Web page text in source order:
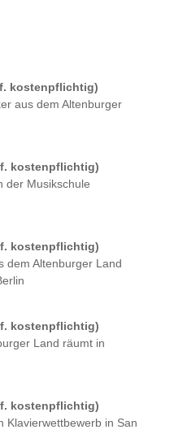
kostenpflichtig)
aus dem Altenburger
kostenpflichtig)
der Musikschule
kostenpflichtig)
dem Altenburger Land
kostenpflichtig)
Land räumt in
kostenpflichtig)
Klavierwettbewerb in San